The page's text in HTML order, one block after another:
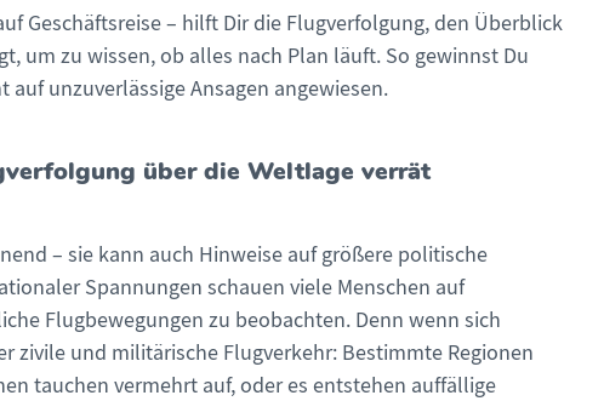
Geschäftsreise – hilft Dir die Flugverfolgung, den Überblick
um zu wissen, ob alles nach Plan läuft. So gewinnst Du
unzuverlässige Ansagen angewiesen.
über die Weltlage verrät
– sie kann auch Hinweise auf größere politische
Spannungen schauen viele Menschen auf
Flugbewegungen zu beobachten. Denn wenn sich
zivile und militärische Flugverkehr: Bestimmte Regionen
tauchen vermehrt auf, oder es entstehen auffällige